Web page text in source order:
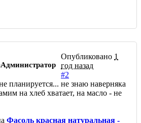
Администратор
Опубликовано 1
год назад
#2
планируется... не знаю наверняка
на хлеб хватает, на масло - не
Фасоль красная натуральная -